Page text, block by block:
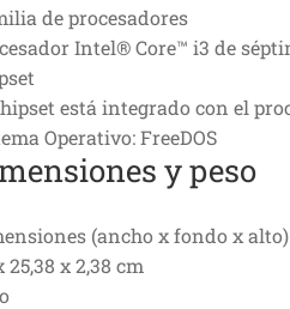
-
HDMI
-
VGA
-
FREEDOS
NEGRO
cantidad
de procesadores
Intel® Core™ i3 de
está integrado con el
Operativo: FreeDOS
y peso
(ancho x fondo x alto)
25,38 x 2,38 cm